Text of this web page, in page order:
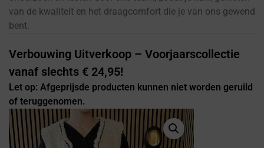
van de kwaliteit en het draagcomfort die je van ons gewend
bent.
Verbouwing Uitverkoop – Voorjaarscollectie
vanaf slechts € 24,95!
Let op: Afgeprijsde producten kunnen niet worden geruild
of teruggenomen.